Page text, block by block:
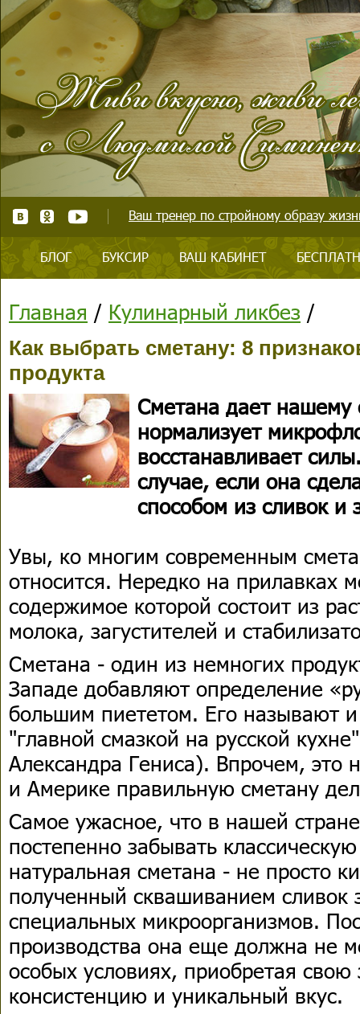
Ваш тренер по стройному образу
БЛОГ БУКСИР ВАШ КАБИНЕТ
Главная / Кулинарный ликбез /
Как выбрать сметану: 8
продукта
Сметана дает нашему
нормализует
восстанавливает
случае, если она
способом из сливок
Увы, ко многим современным
относится. Нередко на прилавках
содержимое которой состоит из
молока, загустителей и
Сметана - один из немногих
Западе добавляют определение
большим пиететом. Его называют
"главной смазкой на русской
Александра Гениса). Впрочем, это
и Америке правильную сметану
Самое ужасное, что в нашей
постепенно забывать
натуральная сметана - не просто
полученный сквашиванием сливок
специальных микроорганизмов.
производства она еще должна не
особых условиях, приобретая
консистенцию и уникальный вкус.